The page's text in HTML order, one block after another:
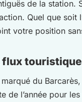
de la
Quel que
votre position
du
de l’année pour